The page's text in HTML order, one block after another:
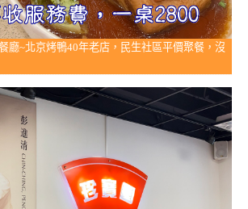
廳~北京烤鴨40年老店，民生社區平價聚餐，沒